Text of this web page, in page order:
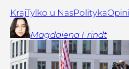
KrajTylko u NasPolityka
Magdalena Frindt